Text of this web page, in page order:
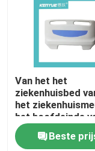
Fabriekstocht
Neem contact
Nieuws
Van het het
ziekenhuisbed
het
het hoofdeinde
de delen bule
medicalbed
Beste